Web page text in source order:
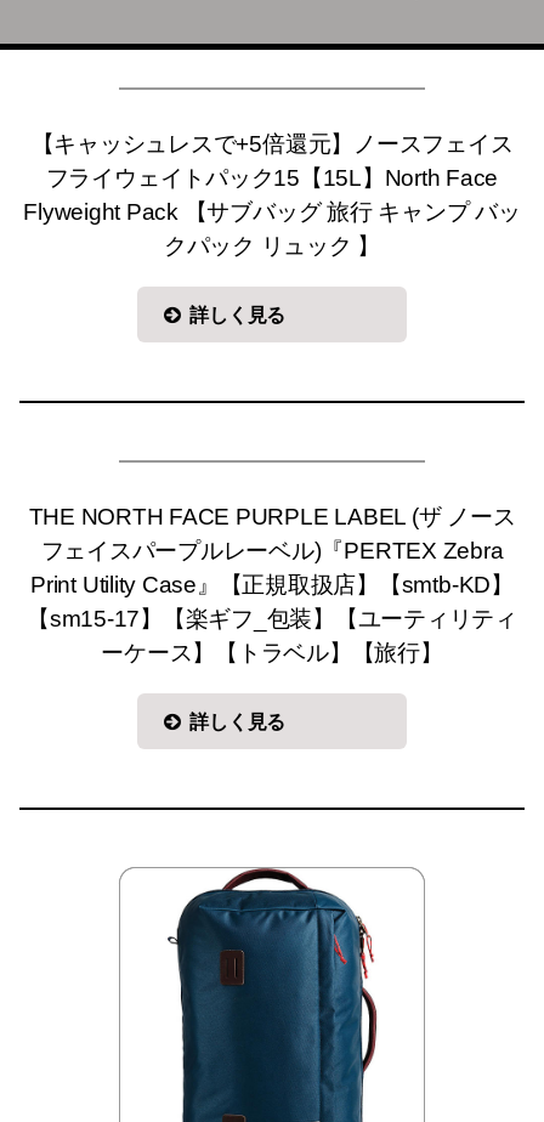
【キャッシュレスで+5倍還元】ノースフェイス
フライウェイトパック15【15L】North Face
Flyweight Pack 【サブバッグ 旅行 キャンプ バッ
クパック リュック 】
詳しく見る
THE NORTH FACE PURPLE LABEL (ザ ノース
フェイスパープルレーベル)『PERTEX Zebra
Print Utility Case』【正規取扱店】【smtb-KD】
【sm15-17】【楽ギフ_包装】【ユーティリティ
ーケース】【トラベル】【旅行】
詳しく見る